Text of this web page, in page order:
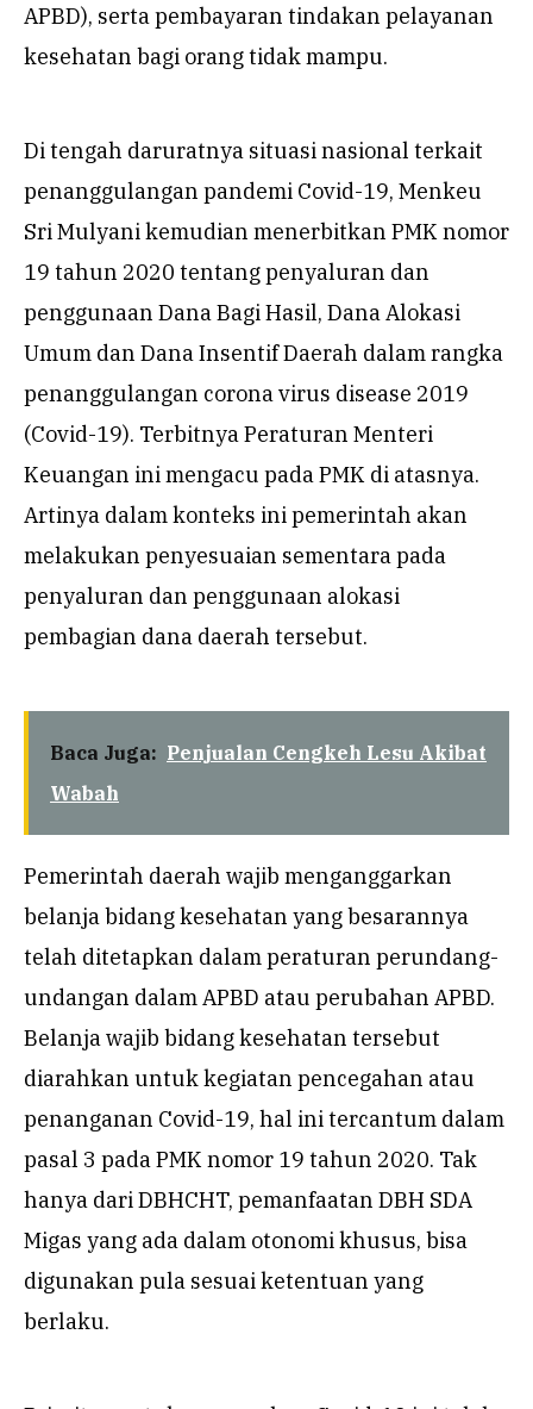
APBD), serta pembayaran tindakan pelayanan
kesehatan bagi orang tidak mampu.
Di tengah daruratnya situasi nasional terkait
penanggulangan pandemi Covid-19, Menkeu
Sri Mulyani kemudian menerbitkan PMK nomor
19 tahun 2020 tentang penyaluran dan
penggunaan Dana Bagi Hasil, Dana Alokasi
Umum dan Dana Insentif Daerah dalam rangka
penanggulangan corona virus disease 2019
(Covid-19). Terbitnya Peraturan Menteri
Keuangan ini mengacu pada PMK di atasnya.
Artinya dalam konteks ini pemerintah akan
melakukan penyesuaian sementara pada
penyaluran dan penggunaan alokasi
pembagian dana daerah tersebut.
Baca Juga: Penjualan Cengkeh Lesu Akibat
Wabah
Pemerintah daerah wajib menganggarkan
belanja bidang kesehatan yang besarannya
telah ditetapkan dalam peraturan perundang-
undangan dalam APBD atau perubahan APBD.
Belanja wajib bidang kesehatan tersebut
diarahkan untuk kegiatan pencegahan atau
penanganan Covid-19, hal ini tercantum dalam
pasal 3 pada PMK nomor 19 tahun 2020. Tak
hanya dari DBHCHT, pemanfaatan DBH SDA
Migas yang ada dalam otonomi khusus, bisa
digunakan pula sesuai ketentuan yang
berlaku.